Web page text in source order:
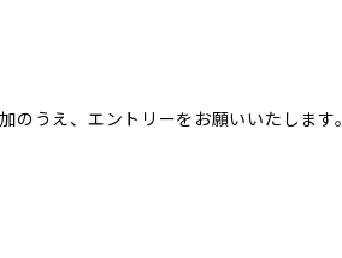
のうえ、エントリーをお願いいたします。